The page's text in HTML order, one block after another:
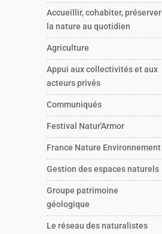
Accueillir, cohabiter, préserver
la nature au quotidien
Agriculture
Appui aux collectivités et aux
acteurs privés
Communiqués
Festival Natur'Armor
France Nature Environnement
Gestion des espaces naturels
Groupe patrimoine
géologique
Le réseau des naturalistes